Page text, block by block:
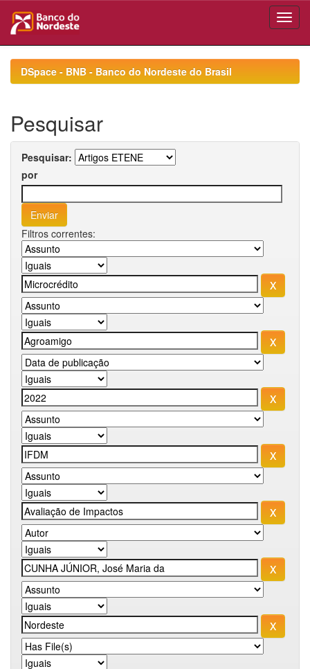
navigationDSpace - BNB - Banco do Nordeste do Brasil
Pesquisar
Pesquisar:
por
Filtros correntes: